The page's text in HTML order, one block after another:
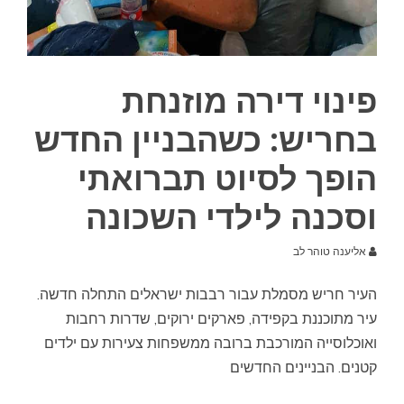
פינוי דירה מוזנחת
בחריש: כשהבניין החדש
הופך לסיוט תברואתי
וסכנה לילדי השכונה
אליענה טוהר לב
העיר חריש מסמלת עבור רבבות ישראלים התחלה חדשה.
עיר מתוכננת בקפידה, פארקים ירוקים, שדרות רחבות
ואוכלוסייה המורכבת ברובה ממשפחות צעירות עם ילדים
קטנים. הבניינים החדשים